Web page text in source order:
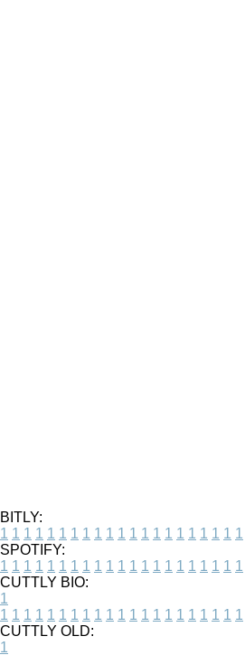
BITLY:
1 1 1 1 1 1 1 1 1 1 1 1 1 1 1 1 1 1 1 1 1
SPOTIFY:
1 1 1 1 1 1 1 1 1 1 1 1 1 1 1 1 1 1 1 1 1
CUTTLY BIO:
1
1 1 1 1 1 1 1 1 1 1 1 1 1 1 1 1 1 1 1 1 1
CUTTLY OLD:
1